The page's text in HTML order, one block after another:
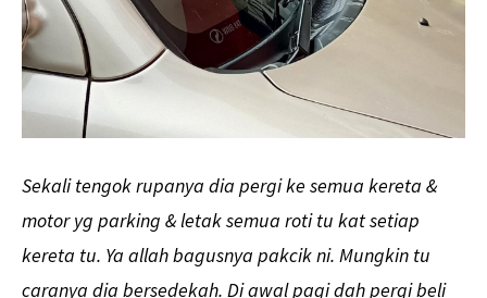
Sekali tengok rupanya dia pergi ke semua kereta &
motor yg parking & letak semua roti tu kat setiap
kereta tu. Ya allah bagusnya pakcik ni. Mungkin tu
caranya dia bersedekah. Di awal pagi dah pergi beli